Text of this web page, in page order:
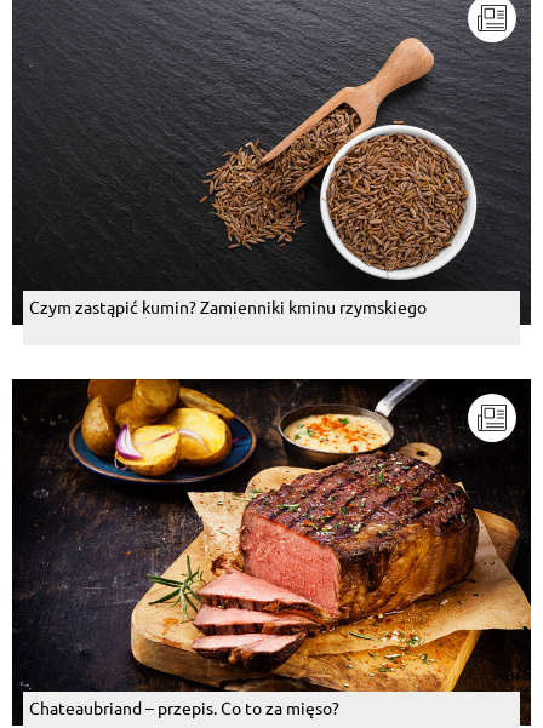
Czym zastąpić kumin? Zamienniki kminu rzymskiego
Chateaubriand – przepis. Co to za mięso?